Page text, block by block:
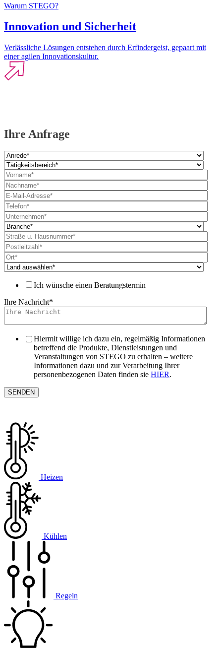
Warum STEGO?
Innovation und Sicherheit
Verlässliche Lösungen entstehen durch Erfindergeist, gepaart mit
einer agilen Innovationskultur.
Ihre Anfrage
Ich wünsche einen Beratungstermin
Ihre Nachricht*
Hiermit willige ich dazu ein, regelmäßig Informationen
betreffend die Produkte, Dienstleistungen und
Veranstaltungen von STEGO zu erhalten – weitere
Informationen dazu und zur Verarbeitung Ihrer
personenbezogenen Daten finden sie HIER.
Heizen
Kühlen
Regeln